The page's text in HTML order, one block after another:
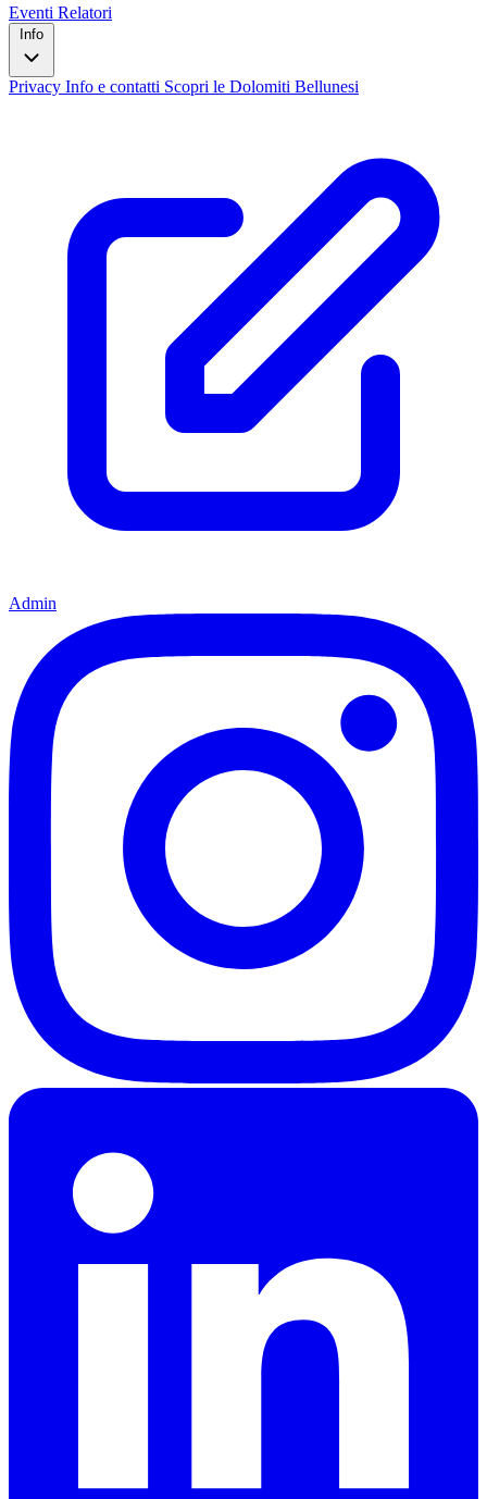
Eventi Relatori
Info
Privacy Info e contatti Scopri le Dolomiti Bellunesi
Admin